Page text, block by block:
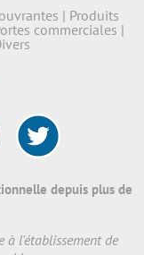
| Produits
commerciales |
depuis plus de
à l'établissement de